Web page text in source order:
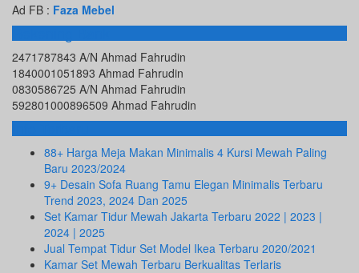
Ad FB : Faza Mebel
Rekening Bank
2471787843 A/N Ahmad Fahrudin
1840001051893 Ahmad Fahrudin
0830586725 A/N Ahmad Fahrudin
592801000896509 Ahmad Fahrudin
Info Terbaru
88+ Harga Meja Makan Minimalis 4 Kursi Mewah Paling
Baru 2023/2024
9+ Desain Sofa Ruang Tamu Elegan Minimalis Terbaru
Trend 2023, 2024 Dan 2025
Set Kamar Tidur Mewah Jakarta Terbaru 2022 | 2023 |
2024 | 2025
Jual Tempat Tidur Set Model Ikea Terbaru 2020/2021
Kamar Set Mewah Terbaru Berkualitas Terlaris